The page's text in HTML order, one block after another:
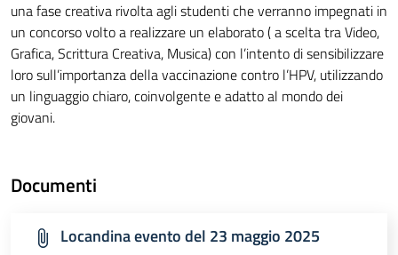
una fase creativa rivolta agli studenti che verranno impegnati in
un concorso volto a realizzare un elaborato ( a scelta tra Video,
Grafica, Scrittura Creativa, Musica) con l’intento di sensibilizzare
loro sull’importanza della vaccinazione contro l’HPV, utilizzando
un linguaggio chiaro, coinvolgente e adatto al mondo dei
giovani.
Documenti
Locandina evento del 23 maggio 2025